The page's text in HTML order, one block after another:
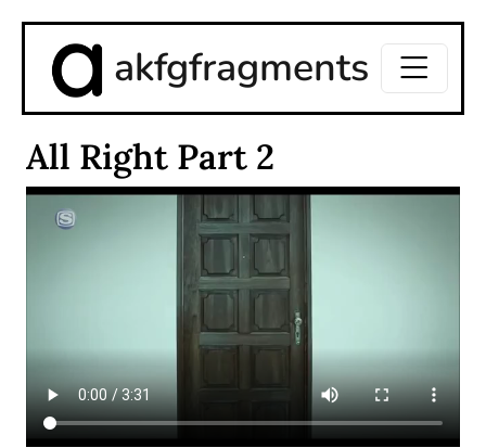
akfgfragments
All Right Part 2